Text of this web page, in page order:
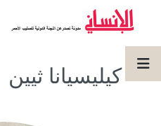
كيليسيانا ثيين